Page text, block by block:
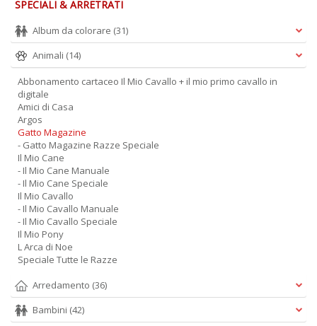
SPECIALI & ARRETRATI
Album da colorare (31)
Animali (14)
Abbonamento cartaceo Il Mio Cavallo + il mio primo cavallo in
digitale
Amici di Casa
Argos
Gatto Magazine
- Gatto Magazine Razze Speciale
Il Mio Cane
- Il Mio Cane Manuale
- Il Mio Cane Speciale
Il Mio Cavallo
- Il Mio Cavallo Manuale
- Il Mio Cavallo Speciale
Il Mio Pony
L Arca di Noe
Speciale Tutte le Razze
Arredamento (36)
Bambini (42)